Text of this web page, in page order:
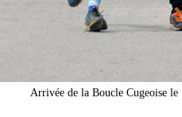
Arrivée de la Boucle Cugeoise le